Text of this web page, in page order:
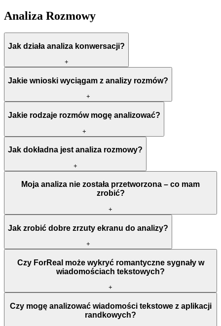
Analiza Rozmowy
Jak działa analiza konwersacji?
+
Jakie wnioski wyciągam z analizy rozmów?
+
Jakie rodzaje rozmów mogę analizować?
+
Jak dokładna jest analiza rozmowy?
+
Moja analiza nie została przetworzona – co mam
zrobić?
+
Jak zrobić dobre zrzuty ekranu do analizy?
+
Czy ForReal może wykryć romantyczne sygnały w
wiadomościach tekstowych?
+
Czy mogę analizować wiadomości tekstowe z aplikacji
randkowych?